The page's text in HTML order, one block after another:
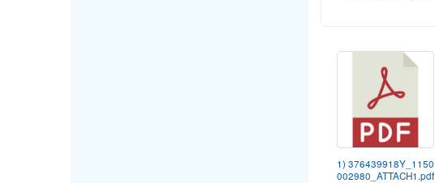
1) 376439918Y_1150
002980_ATTACH1.pdf